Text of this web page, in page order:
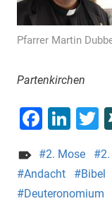
Pfarrer Martin
Partenkirchen
2. Mose 2.
Andacht
Bibel
Deuteronomium